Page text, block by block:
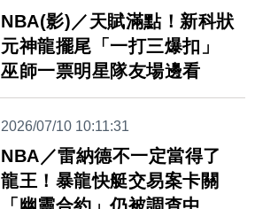
NBA(影)／天賦滿點！新科狀
元神龍擺尾「一打三爆扣」
巫師一票明星隊友場邊看
2026/07/10 10:11:31
NBA／雷納德不一定當得了
龍王！暴龍快艇交易案卡關